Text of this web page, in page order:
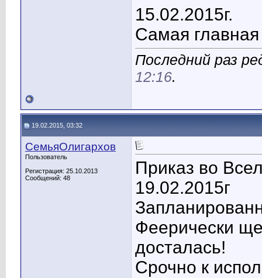
15.02.2015г.
Самая главная
Последний раз
12:16.
19.02.2015, 03:32
СемьяОлигархов
Пользователь
Регистрация: 25.10.2013
Сообщений: 48
Приказ во
19.02.2015г
Феерически
досталась!
Срочно к